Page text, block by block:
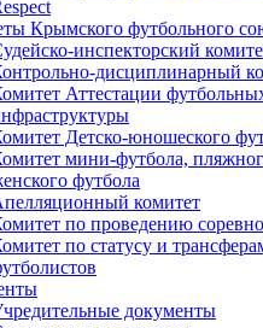
Крымского футбольного
инспекторский
дисциплинарный
Аттестации
Детско-юношеского
мини-футбола,
футбола
комитет
по проведению
по статусу и
документы